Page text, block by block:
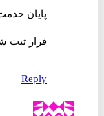
پایان خدمت
فرار ثبت شده
Reply